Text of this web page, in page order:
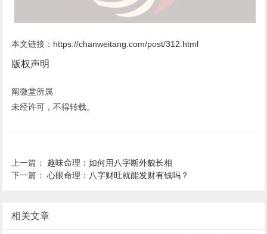
本文链接： https://chanweitang.com/post/312.html
版权声明
阐微堂所属
未经许可，不得转载。
上一篇： 趣味命理：如何用八字断外貌长相
下一篇：心眼命理：八字财旺就能发财有钱吗？
相关文章